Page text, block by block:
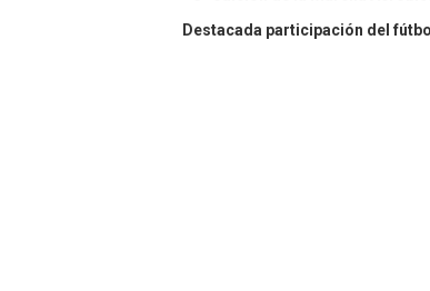
Destacada participación del